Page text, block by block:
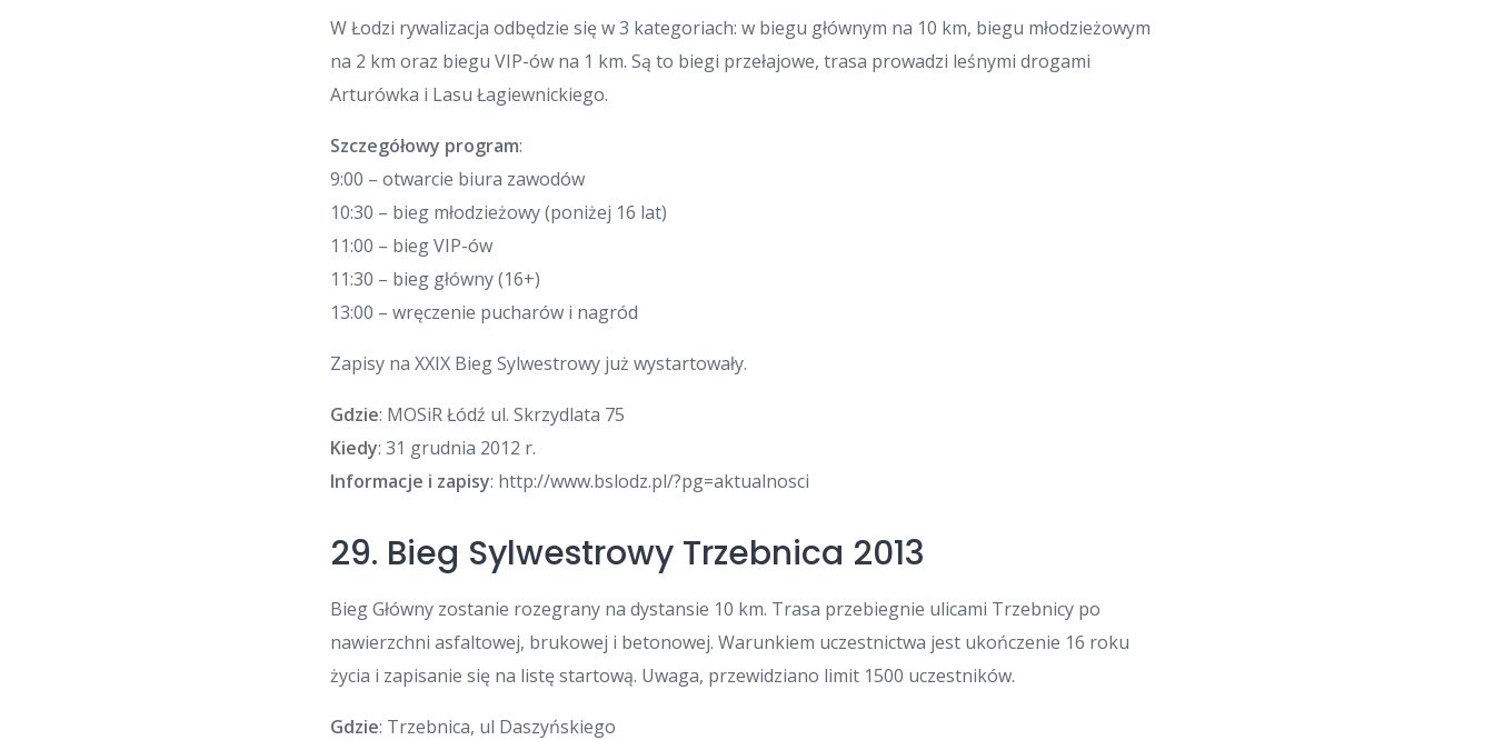
W Łodzi rywalizacja odbędzie się w 3 kategoriach: w biegu głównym na 10 km, biegu młodzieżowym
na 2 km oraz biegu VIP-ów na 1 km. Są to biegi przełajowe, trasa prowadzi leśnymi drogami
Arturówka i Lasu Łagiewnickiego.
Szczegółowy program:
9:00 – otwarcie biura zawodów
10:30 – bieg młodzieżowy (poniżej 16 lat)
11:00 – bieg VIP-ów
11:30 – bieg główny (16+)
13:00 – wręczenie pucharów i nagród
Zapisy na XXIX Bieg Sylwestrowy już wystartowały.
Gdzie: MOSiR Łódź ul. Skrzydlata 75
Kiedy: 31 grudnia 2012 r.
Informacje i zapisy: http://www.bslodz.pl/?pg=aktualnosci
29. Bieg Sylwestrowy Trzebnica 2013
Bieg Główny zostanie rozegrany na dystansie 10 km. Trasa przebiegnie ulicami Trzebnicy po
nawierzchni asfaltowej, brukowej i betonowej. Warunkiem uczestnictwa jest ukończenie 16 roku
życia i zapisanie się na listę startową. Uwaga, przewidziano limit 1500 uczestników.
Gdzie: Trzebnica, ul Daszyńskiego